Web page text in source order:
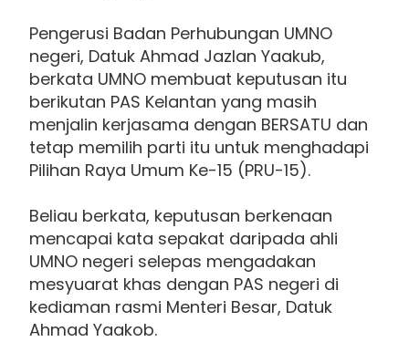
Pengerusi Badan Perhubungan UMNO
negeri, Datuk Ahmad Jazlan Yaakub,
berkata UMNO membuat keputusan itu
berikutan PAS Kelantan yang masih
menjalin kerjasama dengan BERSATU dan
tetap memilih parti itu untuk menghadapi
Pilihan Raya Umum Ke-15 (PRU-15).
Beliau berkata, keputusan berkenaan
mencapai kata sepakat daripada ahli
UMNO negeri selepas mengadakan
mesyuarat khas dengan PAS negeri di
kediaman rasmi Menteri Besar, Datuk
Ahmad Yaakob.